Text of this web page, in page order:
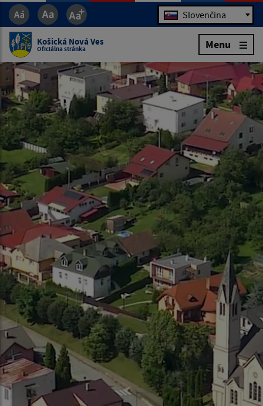
Jazyk Slovenčina
Košická Nová Ves
Oficiálna stránka Menu